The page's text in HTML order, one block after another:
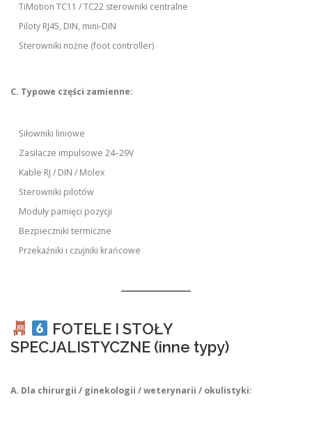
TiMotion TC11 / TC22 sterowniki centralne
Piloty RJ45, DIN, mini-DIN
Sterowniki nożne (foot controller)
C. Typowe części zamienne:
Siłowniki liniowe
Zasilacze impulsowe 24–29V
Kable RJ / DIN / Molex
Sterowniki pilotów
Moduły pamięci pozycji
Bezpieczniki termiczne
Przekaźniki i czujniki krańcowe
FOTELE I STOŁY
SPECJALISTYCZNE (inne typy)
A. Dla chirurgii / ginekologii / weterynarii / okulistyki: